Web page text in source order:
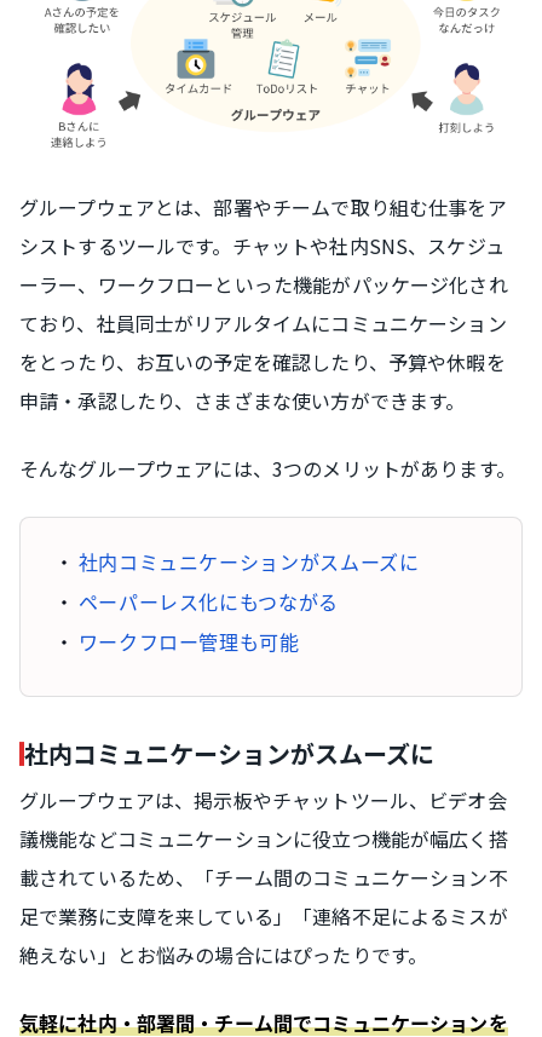
グループウェアとは、部署やチームで取り組む仕事をア
シストするツールです。チャットや社内SNS、スケジュ
ーラー、ワークフローといった機能がパッケージ化され
ており、社員同士がリアルタイムにコミュニケーション
をとったり、お互いの予定を確認したり、予算や休暇を
申請・承認したり、さまざまな使い方ができます。
そんなグループウェアには、3つのメリットがあります。
社内コミュニケーションがスムーズに
ペーパーレス化にもつながる
ワークフロー管理も可能
社内コミュニケーションがスムーズに
グループウェアは、掲示板やチャットツール、ビデオ会
議機能などコミュニケーションに役立つ機能が幅広く搭
載されているため、「チーム間のコミュニケーション不
足で業務に支障を来している」「連絡不足によるミスが
絶えない」とお悩みの場合にはぴったりです。
気軽に社内・部署間・チーム間でコミュニケーションを